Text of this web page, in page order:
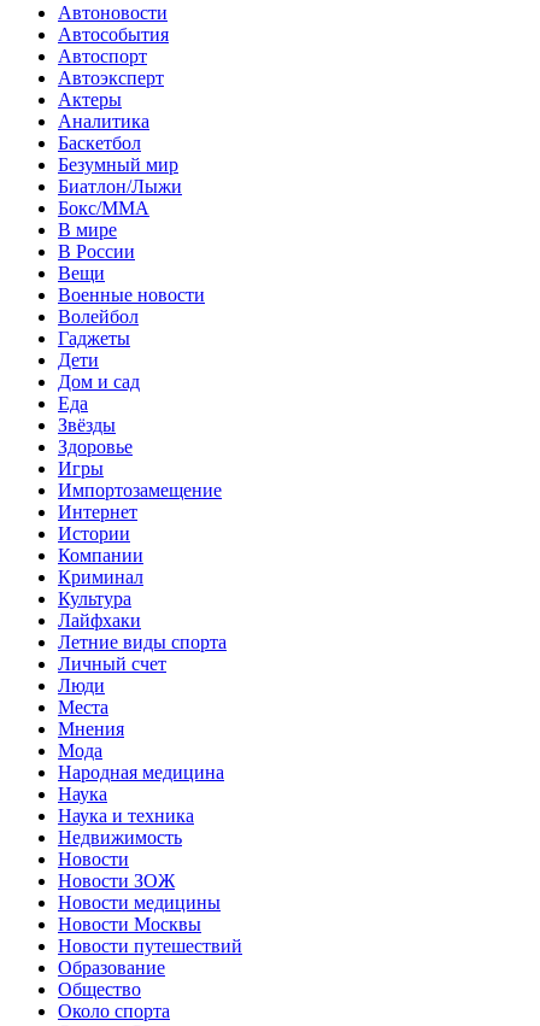
Автоновости
Автособытия
Автоспорт
Автоэксперт
Актеры
Аналитика
Баскетбол
Безумный мир
Биатлон/Лыжи
Бокс/MMA
В мире
В России
Вещи
Военные новости
Волейбол
Гаджеты
Дети
Дом и сад
Еда
Звёзды
Здоровье
Игры
Импортозамещение
Интернет
Истории
Компании
Криминал
Культура
Лайфхаки
Летние виды спорта
Личный счет
Люди
Места
Мнения
Мода
Народная медицина
Наука
Наука и техника
Недвижимость
Новости
Новости ЗОЖ
Новости медицины
Новости Москвы
Новости путешествий
Образование
Общество
Около спорта